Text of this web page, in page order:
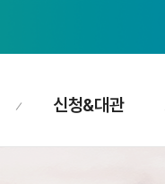
신청&대관